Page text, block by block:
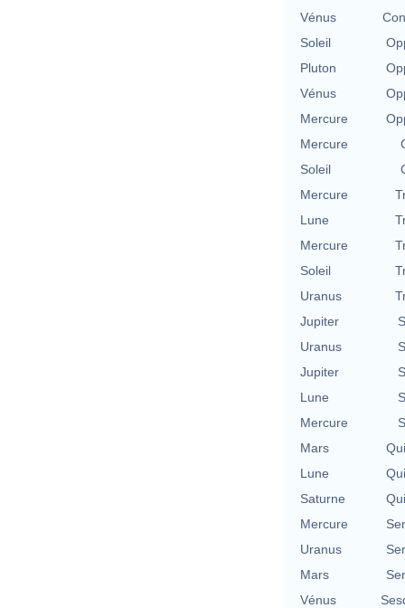
Vénus
Soleil
Pluton
Vénus
Mercure
Mercure
Soleil
Mercure
Lune
Mercure
Soleil
Uranus
Jupiter
Uranus
Jupiter
Lune
Mercure
Mars
Lune
Saturne
Mercure
Uranus
Mars
Vénus